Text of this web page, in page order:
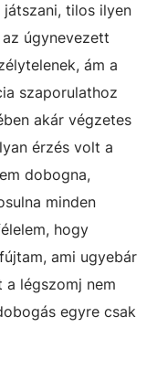
tilos ilyen
úgynevezett
ám a
szaporulathoz
akár végzetes
érzés volt a
dobogna,
minden
hogy
ami ugyebár
légszomj nem
egyre csak